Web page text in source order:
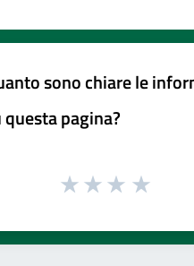
sono chiare le
questa pagina?